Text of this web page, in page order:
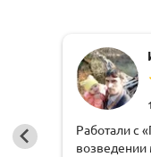
Работали с
возведении